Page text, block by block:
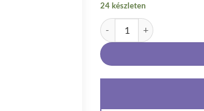
24 készleten
Rexona Invisible Pure női